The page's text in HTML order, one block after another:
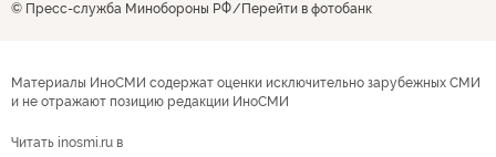
© Пресс-служба Минобороны РФ Перейти в фотобанк
Материалы ИноСМИ содержат оценки исключительно зарубежных СМИ
и не отражают позицию редакции ИноСМИ
Читать inosmi.ru в